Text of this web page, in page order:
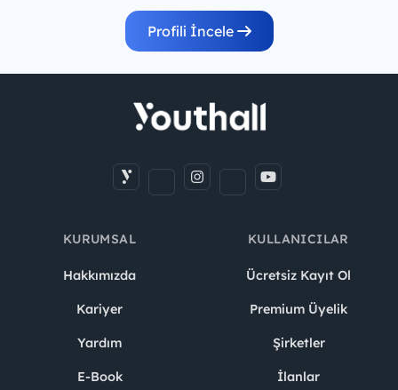
Profili İncele
KURUMSAL
Hakkımızda
Kariyer
Yardım
E-Book
KULLANICILAR
Ücretsiz Kayıt Ol
Premium Üyelik
Şirketler
İlanlar